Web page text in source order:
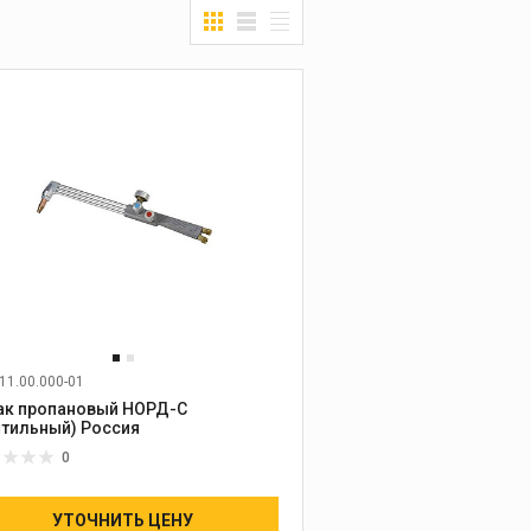
01
пропановый НОРД-С
(вентильный) Россия
0
УТОЧНИТЬ ЦЕНУ